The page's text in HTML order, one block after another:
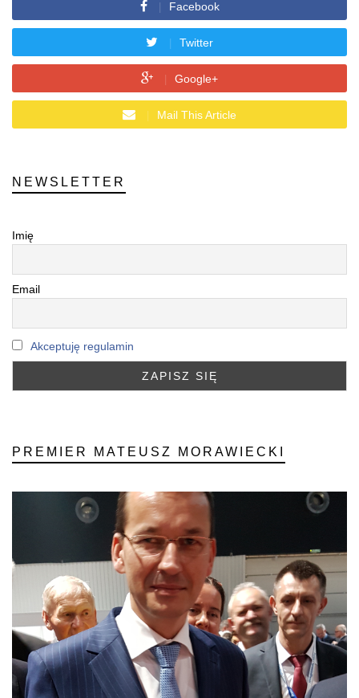
Facebook
Twitter
Google+
Mail This Article
NEWSLETTER
Imię
Email
Akceptuję regulamin
PREMIER MATEUSZ MORAWIECKI